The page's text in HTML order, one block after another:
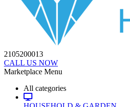
2105200013
CALL US NOW
Marketplace Menu
All categories